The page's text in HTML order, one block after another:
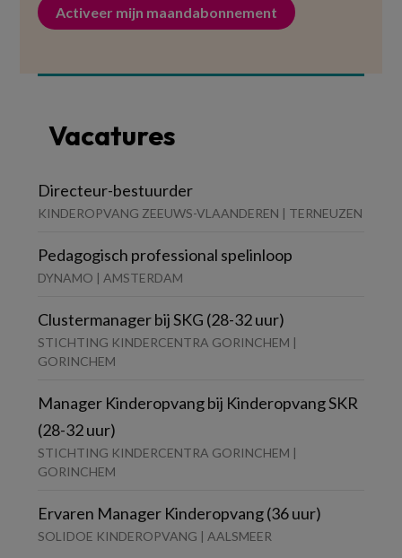
Activeer mijn maandabonnement
Vacatures
Directeur-bestuurder
KINDEROPVANG ZEEUWS-VLAANDEREN | TERNEUZEN
Pedagogisch professional spelinloop
DYNAMO | AMSTERDAM
Clustermanager bij SKG (28-32 uur)
STICHTING KINDERCENTRA GORINCHEM |
GORINCHEM
Manager Kinderopvang bij Kinderopvang SKR
(28-32 uur)
STICHTING KINDERCENTRA GORINCHEM |
GORINCHEM
Ervaren Manager Kinderopvang (36 uur)
SOLIDOE KINDEROPVANG | AALSMEER